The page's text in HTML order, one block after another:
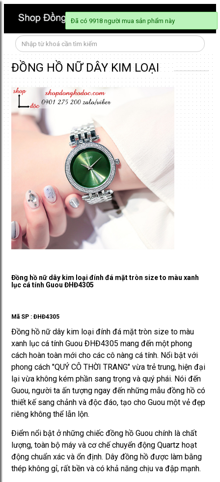
ĐỒNG HỒ NỮ DÂY KIM LOẠI
Đồng hồ nữ dây kim loại đính đá mặt tròn size to màu xanh
lục cá tính Guou ĐHĐ4305
Mã SP : ĐHĐ4305
Đồng hồ nữ dây kim loại đính đá mặt tròn size to màu
xanh lục cá tính Guou ĐHĐ4305 mang đến một phong
cách hoàn toàn mới cho các cô nàng cá tính. Nổi bật với
phong cách "QUÝ CÔ THỜI TRANG" vừa trẻ trung, hiện đại
lại vừa không kém phần sang trọng và quý phái. Nói đến
Guou, người ta ấn tượng ngay đến những mẫu đồng hồ có
thiết kế sang chảnh và độc đáo, tạo cho Guou một vẻ đẹp
riêng không thể lẫn lộn.
Điểm nổi bật ở những chiếc đồng hồ Guou chính là chất
lượng, toàn bộ máy và cơ chế chuyển động Quartz hoạt
động chuẩn xác và ổn định. Dây đồng hồ được làm bằng
thép không gỉ, rất bền và có khả năng chịu va đập mạnh.
Đã có 9918 người mua sản phẩm này